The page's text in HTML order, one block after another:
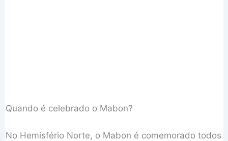
Quando é celebrado o Mabon?
No Hemisfério Norte, o Mabon é comemorado todos